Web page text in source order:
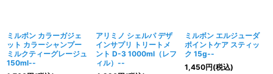
ミルボン カラーガジェ
ット カラーシャンプー
ミルクティーグレージュ
150ml--
アリミノ シェルパ デザ
インサプリ トリートメ
ント D-3 1000ml（レフ
ィル）--
ミルボン エルジューダ
ポイントケア スティッ
ク 15g--
1,450円(税込)